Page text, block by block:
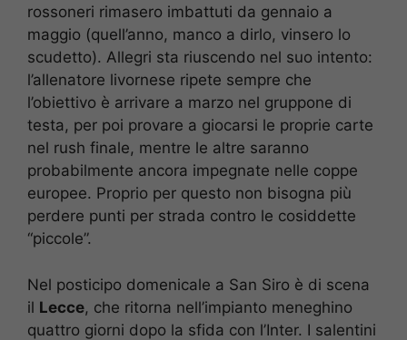
rossoneri rimasero imbattuti da gennaio a
maggio (quell’anno, manco a dirlo, vinsero lo
scudetto). Allegri sta riuscendo nel suo intento:
l’allenatore livornese ripete sempre che
l’obiettivo è arrivare a marzo nel gruppone di
testa, per poi provare a giocarsi le proprie carte
nel rush finale, mentre le altre saranno
probabilmente ancora impegnate nelle coppe
europee. Proprio per questo non bisogna più
perdere punti per strada contro le cosiddette
“piccole”.
Nel posticipo domenicale a San Siro è di scena
il Lecce, che ritorna nell’impianto meneghino
quattro giorni dopo la sfida con l’Inter. I salentini